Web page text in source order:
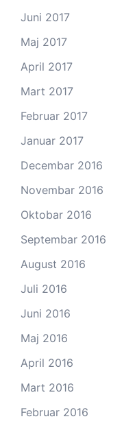
Juni 2017
Maj 2017
April 2017
Mart 2017
Februar 2017
Januar 2017
Decembar 2016
Novembar 2016
Oktobar 2016
Septembar 2016
August 2016
Juli 2016
Juni 2016
Maj 2016
April 2016
Mart 2016
Februar 2016